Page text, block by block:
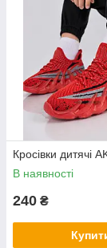
Кросівки дитячі
В наявності
240 ₴